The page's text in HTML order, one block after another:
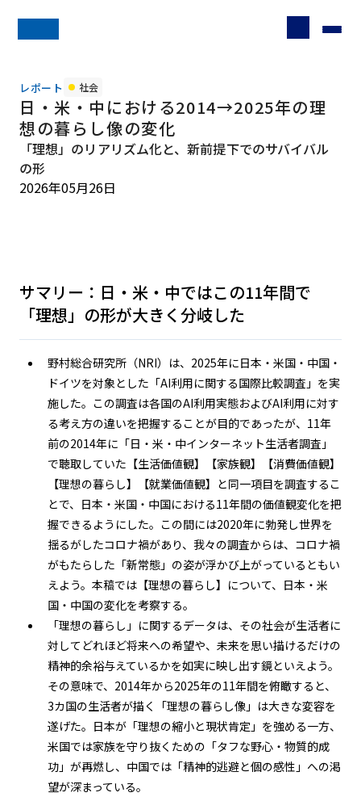
レポート 社会
日・米・中における2014→2025年の理
想の暮らし像の変化
「理想」のリアリズム化と、新前提下でのサバイバル
の形
2026年05月26日
サマリー：日・米・中ではこの11年間で
「理想」の形が大きく分岐した
野村総合研究所（NRI）は、2025年に日本・米国・中国・
ドイツを対象とした「AI利用に関する国際比較調査」を実
施した。この調査は各国のAI利用実態およびAI利用に対す
る考え方の違いを把握することが目的であったが、11年
前の2014年に「日・米・中インターネット生活者調査」
で聴取していた【生活価値観】【家族観】【消費価値観】
【理想の暮らし】【就業価値観】と同一項目を調査するこ
とで、日本・米国・中国における11年間の価値観変化を把
握できるようにした。この間には2020年に勃発し世界を
揺るがしたコロナ禍があり、我々の調査からは、コロナ禍
がもたらした「新常態」の姿が浮かび上がっているともい
えよう。本稿では【理想の暮らし】について、日本・米
国・中国の変化を考察する。
「理想の暮らし」に関するデータは、その社会が生活者に
対してどれほど将来への希望や、未来を思い描けるだけの
精神的余裕与えているかを如実に映し出す鏡といえよう。
その意味で、2014年から2025年の11年間を俯瞰すると、
3カ国の生活者が描く「理想の暮らし像」は大きな変容を
遂げた。日本が「理想の縮小と現状肯定」を強める一方、
米国では家族を守り抜くための「タフな野心・物質的成
功」が再燃し、中国では「精神的逃避と個の感性」への渇
望が深まっている。